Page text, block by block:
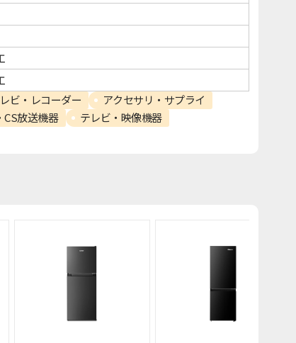
ビ・レコーダー
アクセサリ・サプライ
CS放送機器
テレビ・映像機器